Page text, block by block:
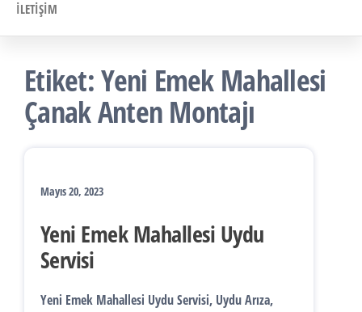
İLETIŞIM
Etiket:Yeni Emek Mahallesi
Çanak Anten Montajı
Mayıs 20, 2023
Yeni Emek Mahallesi Uydu
Servisi
Yeni Emek Mahallesi Uydu Servisi, Uydu Arıza,